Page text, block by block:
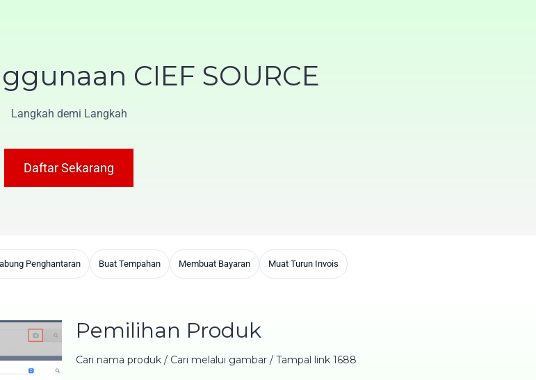
CIEF SOURCE
Langkah demi Langkah
Daftar Sekarang
Penghantaran Buat Tempahan Membuat Bayaran Muat Turun Invois
Pemilihan Produk
Cari nama produk / Cari melalui gambar / Tampal link 1688